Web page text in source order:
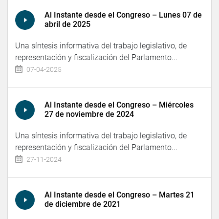
Al Instante desde el Congreso – Lunes 07 de
abril de 2025
Una síntesis informativa del trabajo legislativo, de
representación y fiscalización del Parlamento...
07-04-2025
Al Instante desde el Congreso – Miércoles
27 de noviembre de 2024
Una síntesis informativa del trabajo legislativo, de
representación y fiscalización del Parlamento...
27-11-2024
Al Instante desde el Congreso – Martes 21
de diciembre de 2021